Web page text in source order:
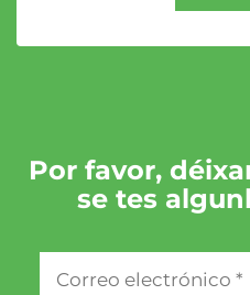
Por favor,
se tes